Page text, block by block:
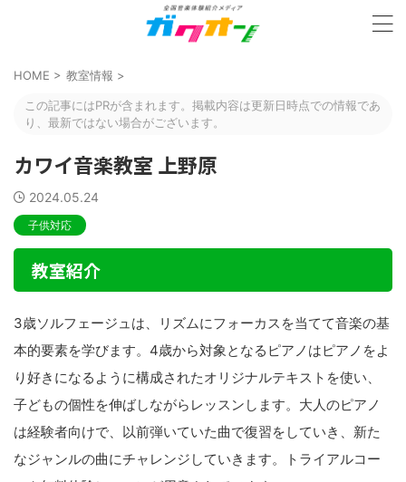
HOME > 教室情報 >
この記事にはPRが含まれます。掲載内容は更新日時点での情報であ
り、最新ではない場合がございます。
カワイ音楽教室 上野原
2024.05.24
子供対応
教室紹介
3歳ソルフェージュは、リズムにフォーカスを当てて音楽の基
本的要素を学びます。4歳から対象となるピアノはピアノをよ
り好きになるように構成されたオリジナルテキストを使い、
子どもの個性を伸ばしながらレッスンします。大人のピアノ
は経験者向けで、以前弾いていた曲で復習をしていき、新た
なジャンルの曲にチャレンジしていきます。トライアルコー